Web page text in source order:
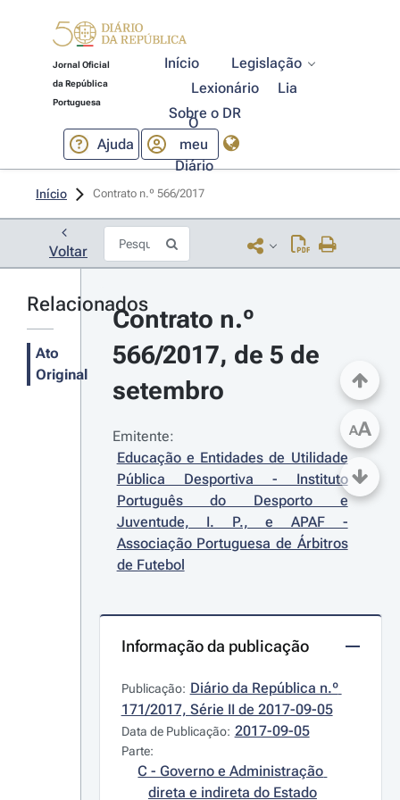
Jornal Oficial
da República
Portuguesa
Início
Legislação
Lexionário
Lia
Sobre o DR
Ajuda
O
meu
Diário
Início Contrato n.º 566/2017
Voltar
Relacionados
Ato
Original
Contrato n.º
566/2017, de 5 de
setembro
Emitente:
Educação e Entidades de Utilidade
Pública Desportiva - Instituto
Português do Desporto e
Juventude, I. P., e APAF -
Associação Portuguesa de Árbitros
de Futebol
Informação da publicação
Publicação: Diário da República n.º
171/2017, Série II de 2017-09-05
Data de Publicação: 2017-09-05
Parte:
C - Governo e Administração
direta e indireta do Estado
AA